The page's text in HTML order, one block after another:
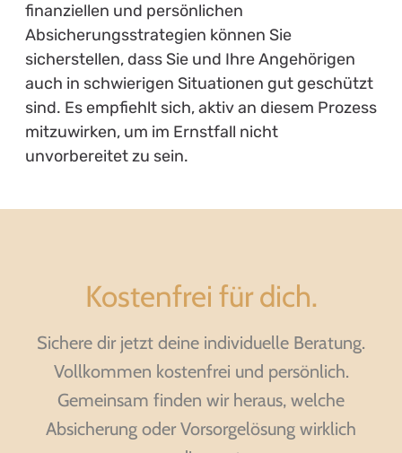
finanziellen und persönlichen
Absicherungsstrategien können Sie
sicherstellen, dass Sie und Ihre Angehörigen
auch in schwierigen Situationen gut geschützt
sind. Es empfiehlt sich, aktiv an diesem Prozess
mitzuwirken, um im Ernstfall nicht
unvorbereitet zu sein.
Kostenfrei für dich.
Sichere dir jetzt deine individuelle Beratung.
Vollkommen kostenfrei und persönlich.
Gemeinsam finden wir heraus, welche
Absicherung oder Vorsorgelösung wirklich